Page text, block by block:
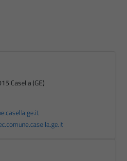
Casella (GE)